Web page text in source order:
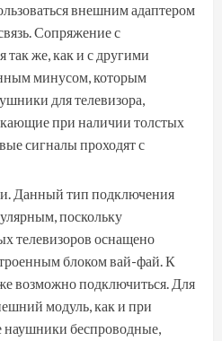
внешним адаптером
Сопряжение с
же, как и с другими
минусом, которым
для телевизора,
при наличии толстых
сигналы проходят с
Данный тип подключения
поскольку
телевизоров оснащено
блоком вай-фай. К
возможно подключиться. Для
модуль, как и при
наушники беспроводные,